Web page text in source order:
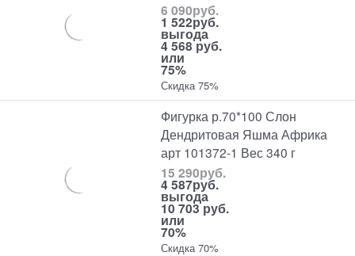
6 090руб.
1 522руб.
выгода
4 568 руб.
или
75%
Скидка 75%
Фигурка р.70*100 Слон
Дендритовая Яшма Африка
арт 101372-1 Вес 340 г
15 290руб.
4 587руб.
выгода
10 703 руб.
или
70%
Скидка 70%